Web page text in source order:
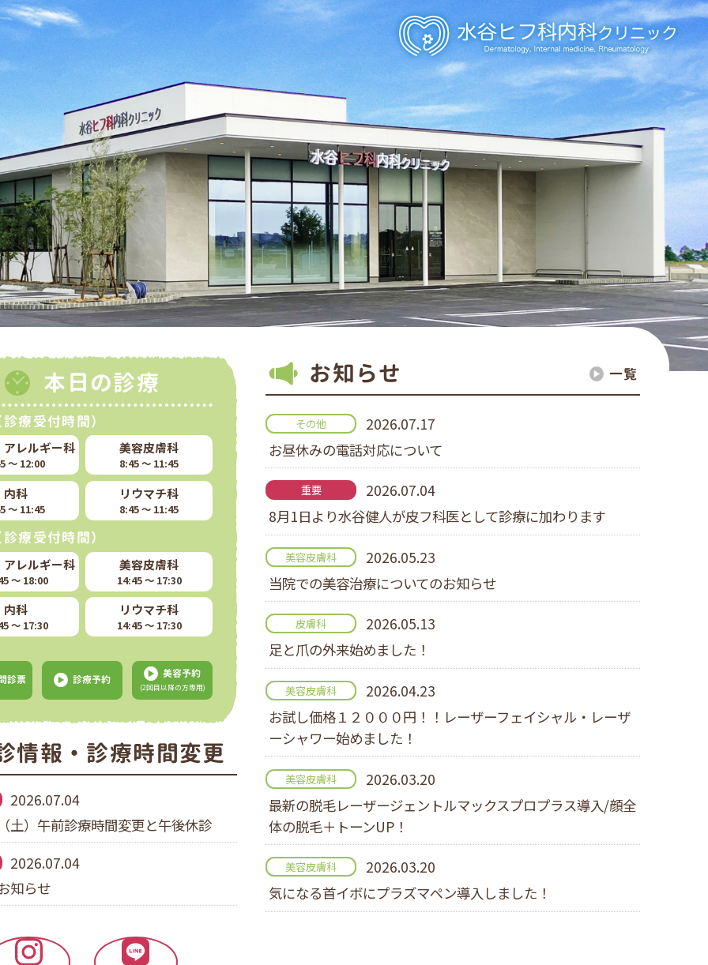
本日の診療
療受付時間）
レルギー科
〜 12:00
美容皮膚科
8:45 〜 11:45
内科
〜 11:45
リウマチ科
8:45 〜 11:45
療受付時間）
レルギー科
〜 18:00
美容皮膚科
14:45 〜 17:30
内科
〜 17:30
リウマチ科
14:45 〜 17:30
診票 診療予約 美容予約
(2回目以降の方専用)
お知らせ 一覧
その他
2026.07.17
お昼休みの電話対応について
重要
2026.07.04
8月1日より水谷健人が皮フ科医として診療に加わります
美容皮膚科
2026.05.23
当院での美容治療についてのお知らせ
皮膚科
2026.05.13
足と爪の外来始めました！
美容皮膚科
2026.04.23
お試し価格１２０００円！！レーザーフェイシャル・レーザ
ーシャワー始めました！
美容皮膚科
2026.03.20
最新の脱毛レーザージェントルマックスプロプラス導入/顔全
体の脱毛＋トーンUP！
美容皮膚科
2026.03.20
気になる首イボにプラズマペン導入しました！
情報・診療時間変更
2026.07.04
土）午前診療時間変更と午後休診
2026.07.04
知らせ